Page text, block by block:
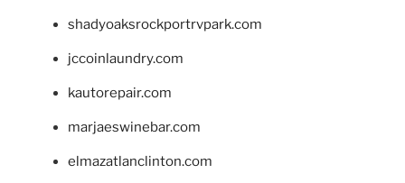
shadyoaksrockportrvpark.com
jccoinlaundry.com
kautorepair.com
marjaeswinebar.com
elmazatlanclinton.com